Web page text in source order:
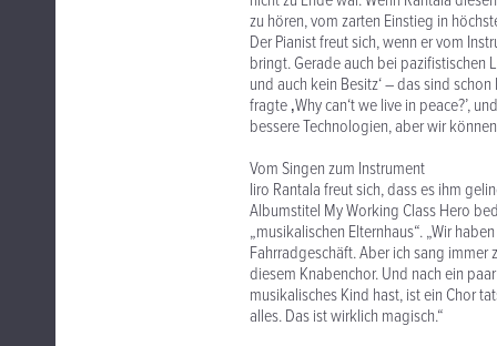
zu hören, vom zarten Einstieg in
Der Pianist freut sich, wenn er vom
bringt. Gerade auch bei pazifistischen
und auch kein Besitz‘ – das sind
fragte ‚Why can‘t we live in peace?’,
bessere Technologien, aber wir
Vom Singen zum Instrument
Iiro Rantala freut sich, dass es ihm
Albumstitel My Working Class Hero
„musikalischen Elternhaus“. „Wir
Fahrradgeschäft. Aber ich sang
diesem Knabenchor. Und nach ein
musikalisches Kind hast, ist ein Chor
alles. Das ist wirklich magisch.“